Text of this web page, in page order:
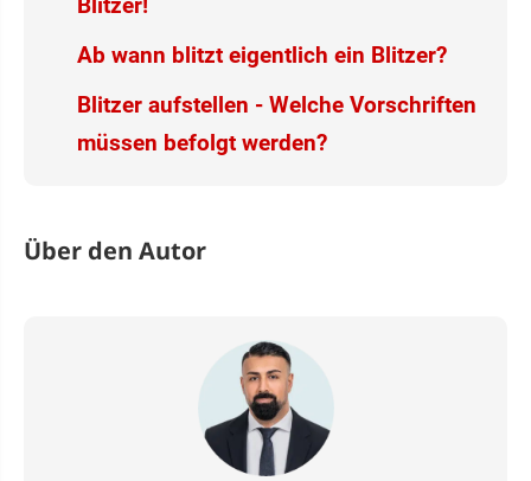
Ab wann blitzt eigentlich ein Blitzer?
Blitzer aufstellen - Welche Vorschriften
müssen befolgt werden?
Über den Autor